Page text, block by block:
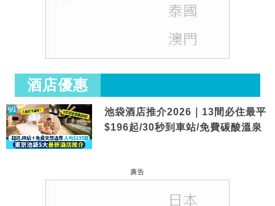
酒店優惠
池袋酒店推介2026｜13間必住最平
$196起/30秒到車站/免費碳酸溫泉
廣告